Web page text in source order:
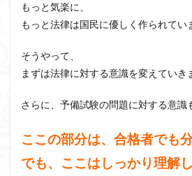
もっと気楽に、
もっと法律は国民に優しく作られてい
そうやって、
まずは法律に対する意識を変えていき
さらに、予備試験の問題に対する意識
ここの部分は、合格者でも
でも、ここはしっかり理解